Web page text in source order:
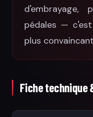
d'embrayage,
pédales —
plus
Fiche technique